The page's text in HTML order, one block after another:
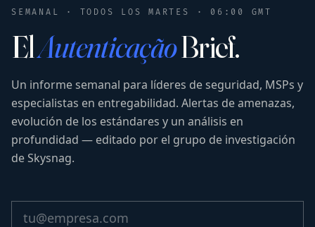
SEMANAL · TODOS LOS MARTES · 06:00 GMT
ElAutenticaçãoBrief.
Un informe semanal para líderes de seguridad, MSPs y
especialistas en entregabilidad. Alertas de amenazas,
evolución de los estándares y un análisis en
profundidad — editado por el grupo de investigación
de Skysnag.